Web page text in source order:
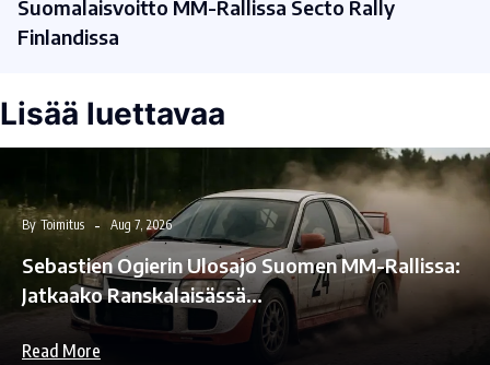
Suomalaisvoitto MM-Rallissa Secto Rally
Finlandissa
Lisää luettavaa
By Toimitus Aug 7, 2026
Sebastien Ogierin Ulosajo Suomen MM-Rallissa:
Jatkaako Ranskalaisässä…
Read More